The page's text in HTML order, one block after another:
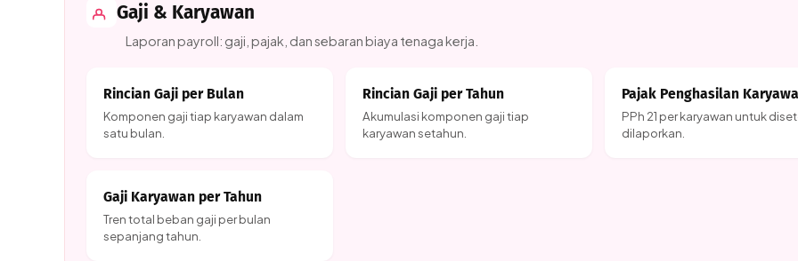
Gaji & Karyawan
Laporan payroll: gaji, pajak, dan sebaran biaya tenaga kerja.
Rincian Gaji per Bulan
Komponen gaji tiap karyawan dalam
satu bulan.
Rincian Gaji per Tahun
Akumulasi komponen gaji tiap
karyawan setahun.
Pajak Penghasilan
PPh 21 per karyawan untuk
dilaporkan.
Gaji Karyawan per Tahun
Tren total beban gaji per bulan
sepanjang tahun.